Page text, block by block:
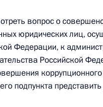
закон от
изменения в статью 6
года
вопрос о
юридических лиц,
Федерации, к
Российской
подпункта